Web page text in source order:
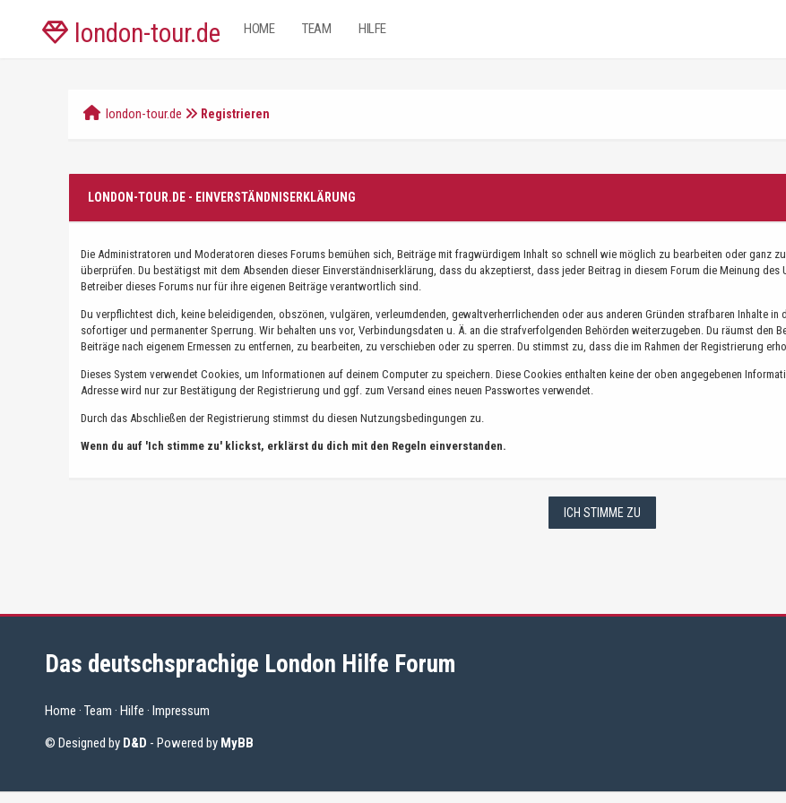
london-tour.de HOME TEAM HILFE
london-tour.de Registrieren
LONDON-TOUR.DE - EINVERSTÄNDNISERKLÄRUNG
Die Administratoren und Moderatoren dieses Forums bemühen sich, Beiträge mit fragwürdigem Inhalt so schnell wie möglich zu bearbeiten oder ganz
überprüfen. Du bestätigst mit dem Absenden dieser Einverständniserklärung, dass du akzeptierst, dass jeder Beitrag in diesem Forum die Meinung
Betreiber dieses Forums nur für ihre eigenen Beiträge verantwortlich sind.
Du verpflichtest dich, keine beleidigenden, obszönen, vulgären, verleumdenden, gewaltverherrlichenden oder aus anderen Gründen strafbaren Inhalte
sofortiger und permanenter Sperrung. Wir behalten uns vor, Verbindungsdaten u. Ä. an die strafverfolgenden Behörden weiterzugeben. Du räumst den
Beiträge nach eigenem Ermessen zu entfernen, zu bearbeiten, zu verschieben oder zu sperren. Du stimmst zu, dass die im Rahmen der Registrierung
Dieses System verwendet Cookies, um Informationen auf deinem Computer zu speichern. Diese Cookies enthalten keine der oben angegebenen
Adresse wird nur zur Bestätigung der Registrierung und ggf. zum Versand eines neuen Passwortes verwendet.
Durch das Abschließen der Registrierung stimmst du diesen Nutzungsbedingungen zu.
Wenn du auf 'Ich stimme zu' klickst, erklärst du dich mit den Regeln einverstanden.
Das deutschsprachige London Hilfe Forum
Home · Team · Hilfe · Impressum
© Designed by D&D - Powered by MyBB